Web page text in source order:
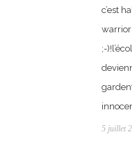
c’est
;-
5 juillet